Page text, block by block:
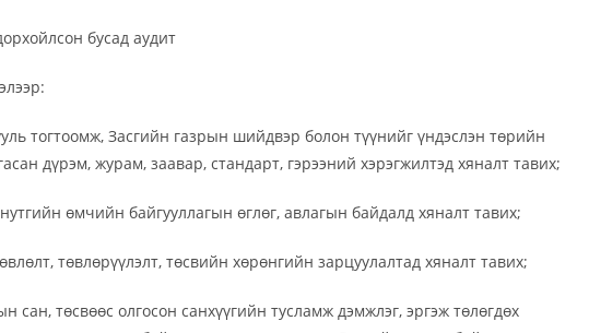
бусад аудит
тогтоомж, Засгийн газрын шийдвэр болон түүнийг үндэслэн төрийн
дүрэм, журам, заавар, стандарт, гэрээний хэрэгжилтэд хяналт тавих;
өмчийн байгууллагын өглөг, авлагын байдалд хяналт тавих;
төвлөрүүлэлт, төсвийн хөрөнгийн зарцуулалтад хяналт тавих;
сан, төсвөөс олгосон санхүүгийн тусламж дэмжлэг, эргэж төлөгдөх